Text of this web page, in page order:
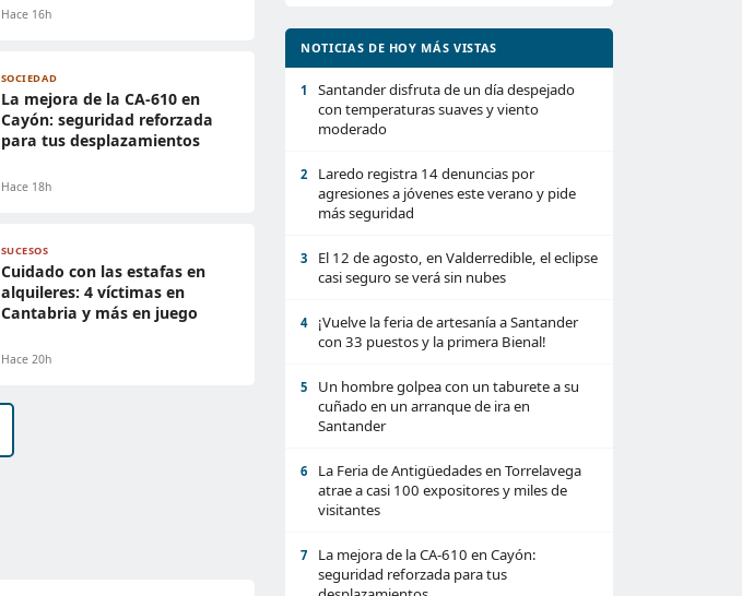
Hace 16h
SOCIEDAD
La mejora de la CA-610 en
Cayón: seguridad reforzada
para tus desplazamientos
Hace 18h
SUCESOS
Cuidado con las estafas en
alquileres: 4 víctimas en
Cantabria y más en juego
Hace 20h
NOTICIAS DE HOY MÁS VISTAS
1
Santander disfruta de un día despejado
con temperaturas suaves y viento
moderado
2
Laredo registra 14 denuncias por
agresiones a jóvenes este verano y pide
más seguridad
3
El 12 de agosto, en Valderredible, el eclipse
casi seguro se verá sin nubes
4
¡Vuelve la feria de artesanía a Santander
con 33 puestos y la primera Bienal!
5
Un hombre golpea con un taburete a su
cuñado en un arranque de ira en
Santander
6
La Feria de Antigüedades en Torrelavega
atrae a casi 100 expositores y miles de
visitantes
7
La mejora de la CA-610 en Cayón:
seguridad reforzada para tus